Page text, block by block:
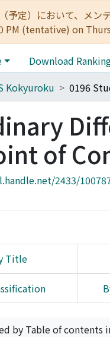
予定）において、メ
(tentative) on
Download
Kokyuroku
of
2433/
Title
by Table of contents